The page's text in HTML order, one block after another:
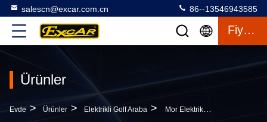
salescn@excar.com.cn 86--13546943585
Fiyat Teklifi
Ürünler
Evde > Ürünler > Elektrikli Golf Araba > Mor Elektrikli Golf Araba 2 Yolcu Elektrikli Golf Arabaları Trojan Pil